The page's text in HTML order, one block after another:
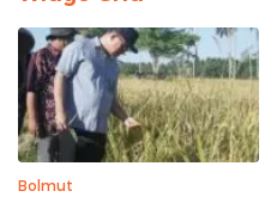
Bolmut